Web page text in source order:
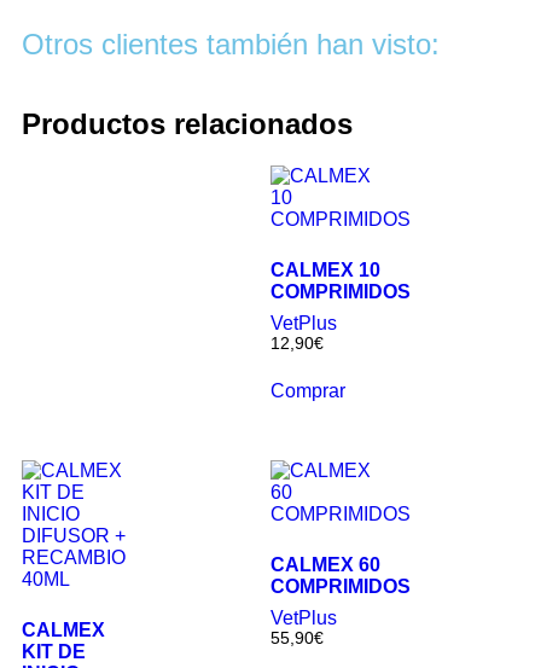
Otros clientes también han visto:
Productos relacionados
CALMEX 10
COMPRIMIDOS
VetPlus
12,90€
Comprar
CALMEX
KIT DE
CALMEX 60
COMPRIMIDOS
VetPlus
55,90€